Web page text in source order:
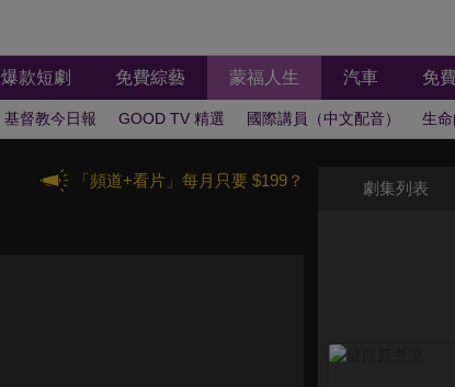
爆款短劇 免費綜藝 蒙福人生 汽車 免
基督教今日報 GOOD TV 精選 國際講員（中文配音） 生
「頻道+看片」每月只要 $199？ 劇集列表